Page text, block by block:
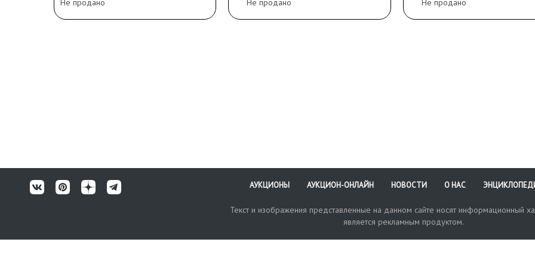
Не продано Не продано Не продано
АУКЦИОНЫ АУКЦИОН-ОНЛАЙН НОВОСТИ О НАС
Текст и изображения представленные на данном сайте носят информационный
является рекламным продуктом.